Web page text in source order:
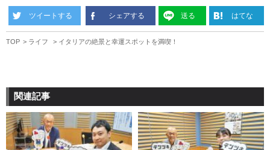
ツイートする シェアする 送る はてな
TOP ライフ イタリアの絶景と幸運スポットを満喫！
関連記事